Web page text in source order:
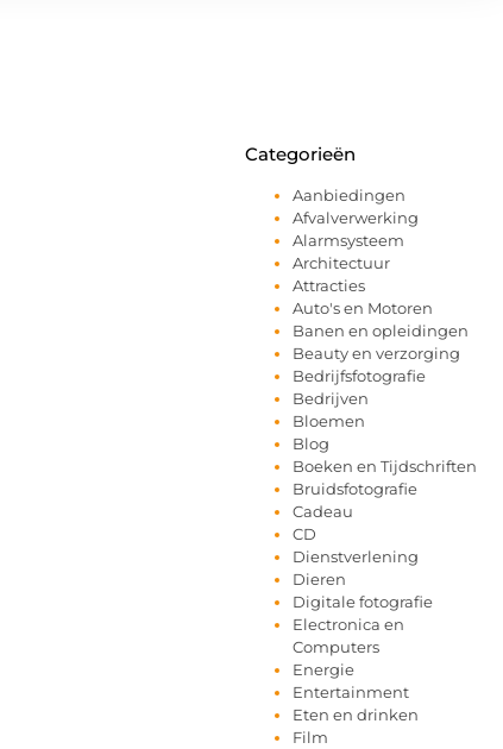
Categorieën
Aanbiedingen
Afvalverwerking
Alarmsysteem
Architectuur
Attracties
Auto's en Motoren
Banen en opleidingen
Beauty en verzorging
Bedrijfsfotografie
Bedrijven
Bloemen
Blog
Boeken en Tijdschriften
Bruidsfotografie
Cadeau
CD
Dienstverlening
Dieren
Digitale fotografie
Electronica en
Computers
Energie
Entertainment
Eten en drinken
Film